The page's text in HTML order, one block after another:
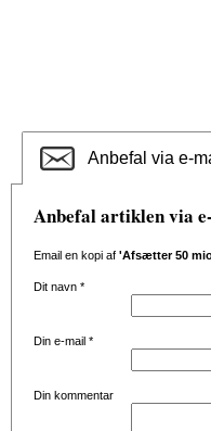
Anbefal via e-
Anbefal artiklen via
Email en kopi af 'Afsætter 50
Dit navn *
Din e-mail *
Din kommentar